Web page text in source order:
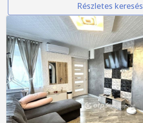
Részletes keresés